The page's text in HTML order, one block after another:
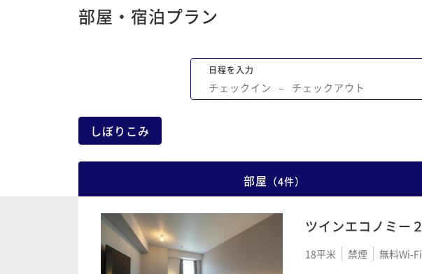
部屋・宿泊プラン
日程を入力
チェックイン − チェックアウト
しぼりこみ
部屋 （4件）
ツインエコノミー２
18平米 禁煙 無料Wi-Fi